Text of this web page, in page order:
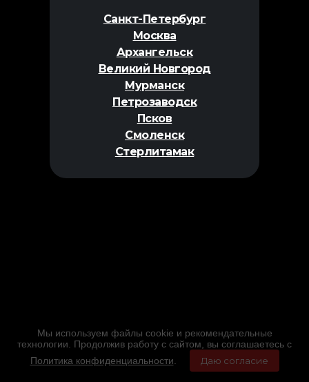
Санкт-Петербург
Москва
Архангельск
Великий Новгород
Мурманск
Петрозаводск
Псков
Смоленск
Стерлитамак
Мы используем файлы cookie и рекомендательные
технологии. Продолжив работу с сайтом, вы соглашаетесь с
Политика конфиденциальности
Даю согласие